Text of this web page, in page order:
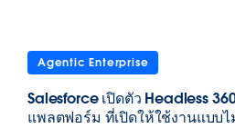
Agentic Enterprise
Salesforce เปิดตัว Headless
แพลตฟอร์ม ที่เปิดให้ใช้งานแบบไ